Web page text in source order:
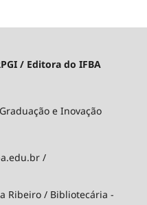
/ Editora do IFBA
e Inovação
/
Ribeiro / Bibliotecária -